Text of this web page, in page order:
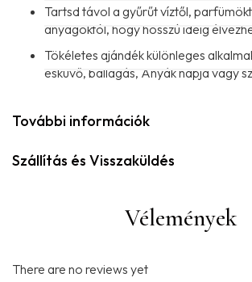
Tartsd távol a gyűrűt víztől,
anyagoktól, hogy hosszú ideig
Tökéletes ajándék különleges
esküvő, ballagás, Anyák napja vagy
További információk
Szállítás és Visszaküldés
Vélemények
There are no reviews yet